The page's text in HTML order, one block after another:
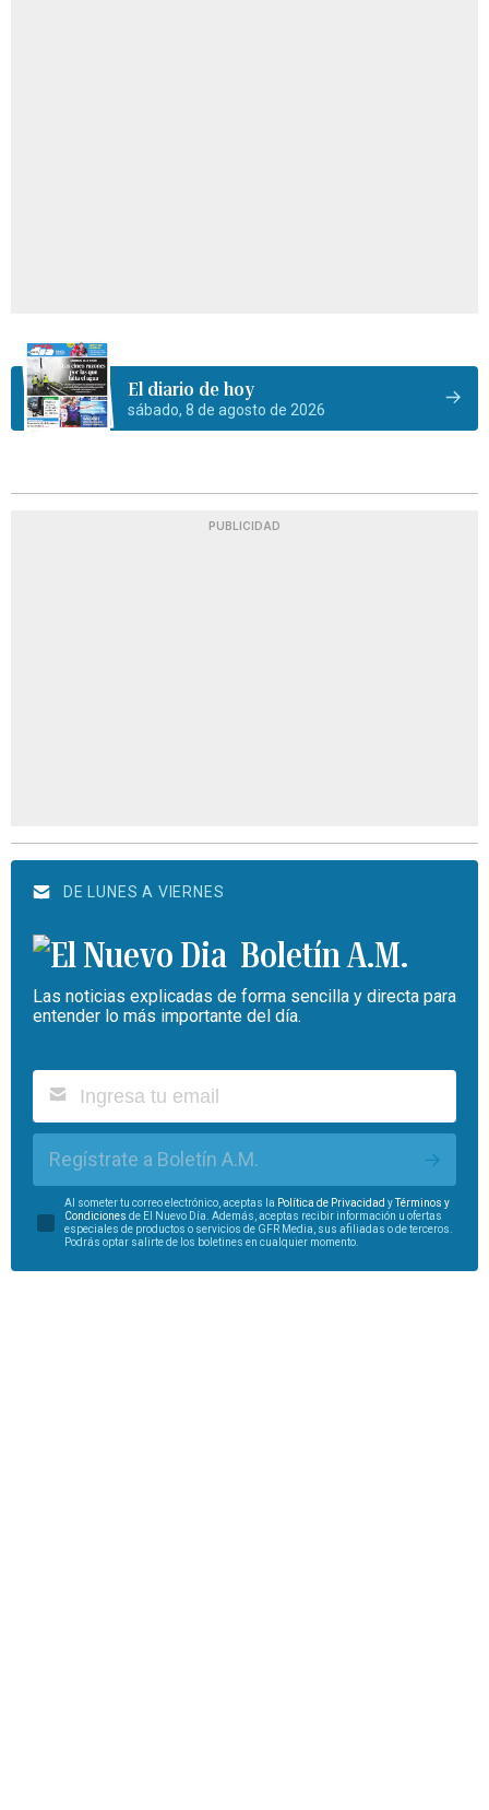
El diario de hoy
sábado, 8 de agosto de 2026
PUBLICIDAD
DE LUNES A VIERNES
Boletín A.M.
Las noticias explicadas de forma sencilla y directa para
entender lo más importante del día.
Regístrate a Boletín A.M.
Al someter tu correo electrónico, aceptas la Política de Privacidad y
Términos y
Condiciones de El Nuevo Día. Además, aceptas recibir información u ofertas
especiales de productos o servicios de GFR Media, sus afiliadas o de terceros.
Podrás optar salirte de los boletines en cualquier momento.